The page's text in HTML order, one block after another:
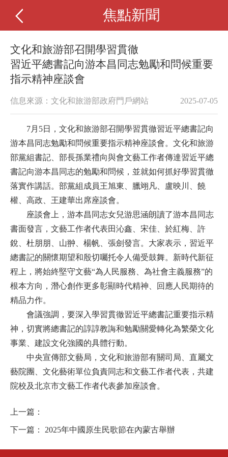
焦點新聞
文化和旅游部召開學習貫徹
習近平總書記向游本昌同志勉勵和問候重要
指示精神座談會
信息來源：文化和旅游部政府門戶網站 2025-07-05
7月5日，文化和旅游部召開學習貫徹習近平總書記向
游本昌同志勉勵和問候重要指示精神座談會。文化和旅游
部黨組書記、部長孫業禮向與會文藝工作者傳達習近平總
書記向游本昌同志的勉勵和問候，並就如何抓好學習貫徹
落實作講話。部黨組成員王旭東、臘翊凡、盧映川、饒
權、高政、王建華出席座談會。
座談會上，游本昌同志女兒游思涵朗讀了游本昌同志
書面發言，文藝工作者代表田沁鑫、宋佳、於紅梅、許
銳、杜朋朋、山翀、楊帆、張劍發言。大家表示，習近平
總書記的關懷期望和殷切囑托令人備受鼓舞。新時代新征
程上，將始終堅守文藝“為人民服務、為社會主義服務”的
根本方向，潛心創作更多彰顯時代精神、回應人民期待的
精品力作。
會議強調，要深入學習貫徹習近平總書記重要指示精
神，切實將總書記的諄諄教誨和勉勵關愛轉化為繁榮文化
事業、建設文化強國的具體行動。
中央宣傳部文藝局，文化和旅游部有關司局、直屬文
藝院團、文化藝術單位負責同志和文藝工作者代表，共建
院校及北京市文藝工作者代表參加座談會。
上一篇：
下一篇： 2025年中國原生民歌節在內蒙古舉辦